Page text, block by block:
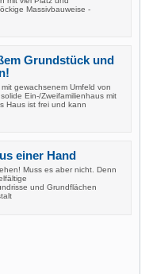
Massivbauweise -
Grundstück und
gewachsenem Umfeld von
Ein-/Zweifamilienhaus mit
Haus ist frei und kann
einer Hand
Muss es aber nicht. Denn
und Grundflächen